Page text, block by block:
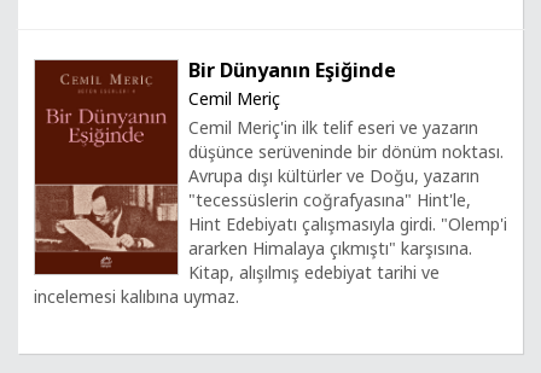
Bir Dünyanın Eşiğinde
Cemil Meriç
Cemil Meriç'in ilk telif eseri ve yazarın
düşünce serüveninde bir dönüm noktası.
Avrupa dışı kültürler ve Doğu, yazarın
"tecessüslerin coğrafyasına" Hint'le,
Hint Edebiyatı çalışmasıyla girdi. "Olemp'i
ararken Himalaya çıkmıştı" karşısına.
Kitap, alışılmış edebiyat tarihi ve
incelemesi kalıbına uymaz.